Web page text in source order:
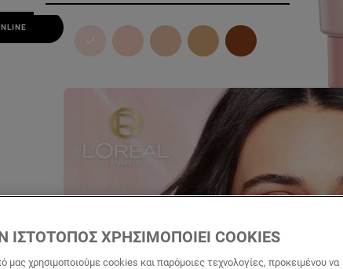
ΙΣΤΟΤΟΠΟΣ ΧΡΗΣΙΜΟΠΟΙΕΙ COOKIES
μας χρησιμοποιούμε cookies και παρόμοιες τεχνολογίες, προκειμένου να